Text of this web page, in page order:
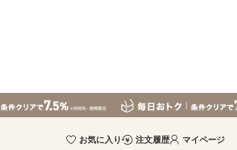
お気に入り 注文履歴 マイページ